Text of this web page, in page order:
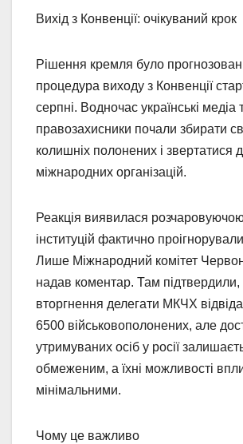
Вихід з Конвенції: очікуваний крок
Рішення кремля було
процедура виходу з Конвенції
серпні. Водночас українські медіа
правозахисники почали збирати
колишніх полонених і звертатися
міжнародних організацій.
Реакція виявилася
інституцій фактично
Лише Міжнародний комітет
надав коментар. Там підтвердили,
вторгнення делегати МКЧХ
6500 військовополонених, але
утримуваних осіб у росії
обмеженим, а їхні можливості
мінімальними.
Чому це важливо